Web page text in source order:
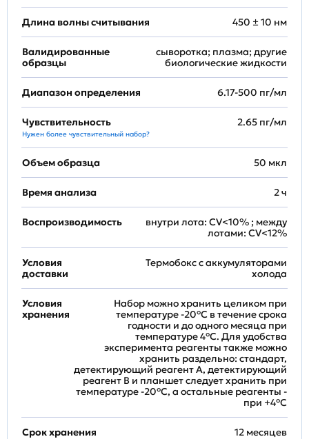
Длина волны считывания 450 ± 10 нм
Валидированные
образцы
сыворотка; плазма; другие
биологические жидкости
Диапазон определения 6.17-500 пг/мл
Чувствительность
Нужен более чувствительный набор?
2.65 пг/мл
Объем образца 50 мкл
Время анализа 2 ч
Воспроизводимость
внутри лота: CV<10% ; между
лотами: CV<12%
Условия
доставки
Термобокс с аккумуляторами
холода
Условия
хранения
Набор можно хранить целиком при
температуре -20°C в течение срока
годности и до одного месяца при
температуре 4°C. Для удобства
эксперимента реагенты также можно
хранить раздельно: стандарт,
детектирующий реагент A, детектирующий
реагент B и планшет следует хранить при
температуре -20°C, а остальные реагенты -
при +4°С
Срок хранения 12 месяцев